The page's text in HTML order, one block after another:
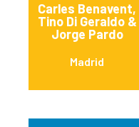
Carles Benavent,
Tino Di Geraldo &
Jorge Pardo
Madrid